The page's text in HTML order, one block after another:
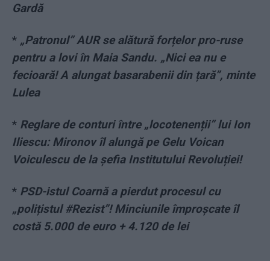
Gardă
* „Patronul” AUR se alătură forțelor pro-ruse
pentru a lovi în Maia Sandu. „Nici ea nu e
fecioară! A alungat basarabenii din țară”, minte
Lulea
* Reglare de conturi între „locotenenții” lui Ion
Iliescu: Mironov îl alungă pe Gelu Voican
Voiculescu de la șefia Institutului Revoluției!
* PSD-istul Coarnă a pierdut procesul cu
„polițistul #Rezist”! Minciunile împroșcate îl
costă 5.000 de euro + 4.120 de lei